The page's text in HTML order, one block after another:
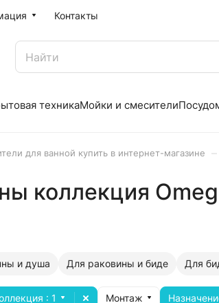
Контакты
техникаМойки и смесители
для ванной купить в интернет-магазине
коллекция
и душа Для раковины и биде Для
: 1 Монтаж